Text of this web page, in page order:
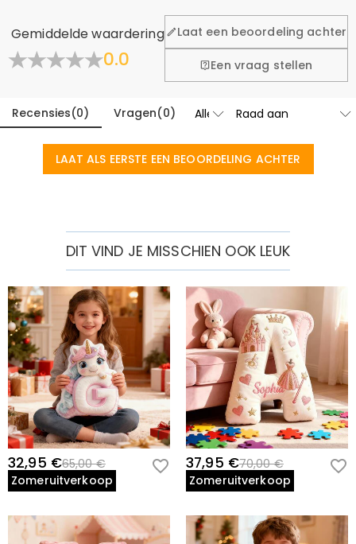
Gemiddelde waardering
0.0
Laat een beoordeling achter
Een vraag stellen
Recensies(0) Vragen(0)
LAAT ALS EERSTE EEN BEOORDELING ACHTER
DIT VIND JE MISSCHIEN OOK LEUK
32,95 €65,00 €
Zomeruitverkoop
37,95 €70,00 €
Zomeruitverkoop